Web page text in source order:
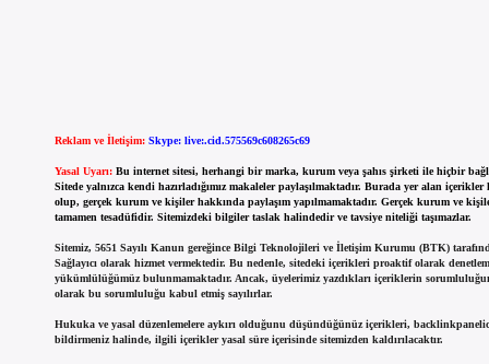
Reklam ve İletişim: Skype: live:.cid.575569c608265c69
Yasal Uyarı: Bu internet sitesi, herhangi bir marka, kurum veya şahıs şirketi ile hiçbir
Sitede yalnızca kendi hazırladığımız makaleler paylaşılmaktadır. Burada yer alan
olup, gerçek kurum ve kişiler hakkında paylaşım yapılmamaktadır. Gerçek kurum ve
tamamen tesadüfidir. Sitemizdeki bilgiler taslak halindedir ve tavsiye niteliği taşımazlar.
Sitemiz, 5651 Sayılı Kanun gereğince Bilgi Teknolojileri ve İletişim Kurumu (BTK)
Sağlayıcı olarak hizmet vermektedir. Bu nedenle, sitedeki içerikleri proaktif olarak
yükümlülüğümüz bulunmamaktadır. Ancak, üyelerimiz yazdıkları içeriklerin
olarak bu sorumluluğu kabul etmiş sayılırlar.
Hukuka ve yasal düzenlemelere aykırı olduğunu düşündüğünüz içerikleri,
bildirmeniz halinde, ilgili içerikler yasal süre içerisinde sitemizden kaldırılacaktır.